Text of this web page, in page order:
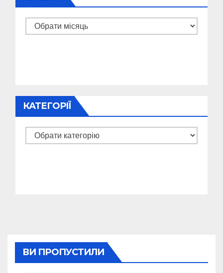
Архіви
КАТЕГОРІЇ
Категорії
ВИ ПРОПУСТИЛИ